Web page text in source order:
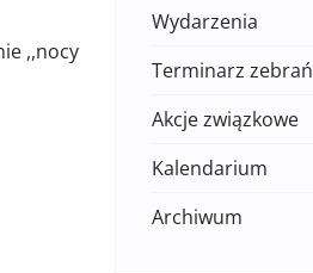
,,nocy
Wydarzenia
Terminarz zebrań
Akcje związkowe
Kalendarium
Archiwum